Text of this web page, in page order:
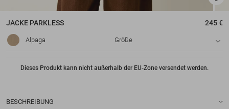
JACKE PARKLESS 245 €
Alpaga Größe
Dieses Produkt kann nicht außerhalb der EU-Zone versendet werden.
BESCHREIBUNG